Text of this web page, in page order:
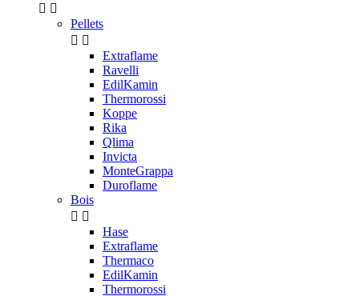
 
Pellets
 
Extraflame
Ravelli
EdilKamin
Thermorossi
Koppe
Rika
Qlima
Invicta
MonteGrappa
Duroflame
Bois
 
Hase
Extraflame
Thermaco
EdilKamin
Thermorossi